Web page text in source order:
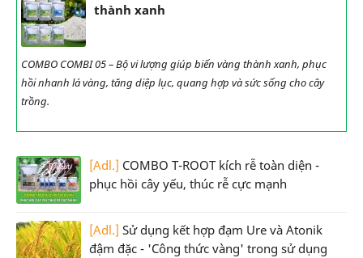
thành xanh
COMBO COMBI 05 – Bộ vi lượng giúp biến vàng thành xanh, phục
hồi nhanh lá vàng, tăng diệp lục, quang hợp và sức sống cho cây
trồng.
[Adl.] COMBO T-ROOT kích rễ toàn diện -
phục hồi cây yếu, thúc rễ cực mạnh
[Adl.] Sử dụng kết hợp đạm Ure và Atonik
đậm đặc - 'Công thức vàng' trong sử dụng